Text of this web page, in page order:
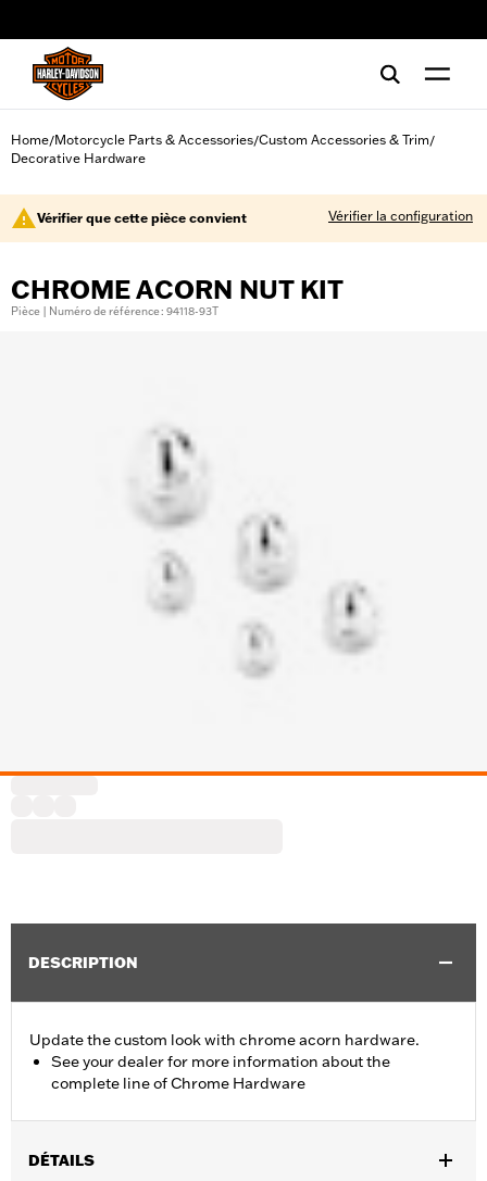
Home/Motorcycle Parts & Accessories/Custom Accessories & Trim/
Decorative Hardware
Vérifier que cette pièce convient Vérifier la configuration
CHROME ACORN NUT KIT
Pièce | Numéro de référence : 94118-93T
DESCRIPTION
Update the custom look with chrome acorn hardware.
See your dealer for more information about the
complete line of Chrome Hardware
DÉTAILS